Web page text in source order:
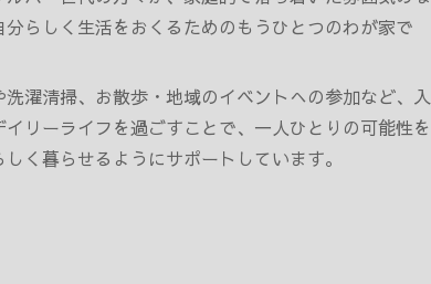
分らしく生活をおくるためのもうひとつのわが家で
濯清掃、お散歩・地域のイベントへの参加など、入
リーライフを過ごすことで、一人ひとりの可能性を
く暮らせるようにサポートしています。